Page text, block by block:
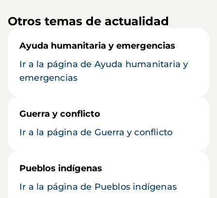
Otros temas de actualidad
Ayuda humanitaria y emergencias
Ir a la página de Ayuda humanitaria y
emergencias
Guerra y conflicto
Ir a la página de Guerra y conflicto
Pueblos indígenas
Ir a la página de Pueblos indígenas